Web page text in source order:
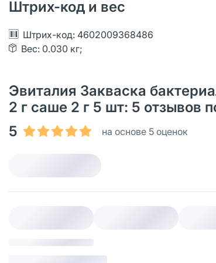
Штрих-код и вес
Штрих-код: 4602009368486
Вес: 0.030 кг;
Эвиталия Закваска
2 г саше 2 г 5 шт: 5 отзывов
5
на основе 5 оценок